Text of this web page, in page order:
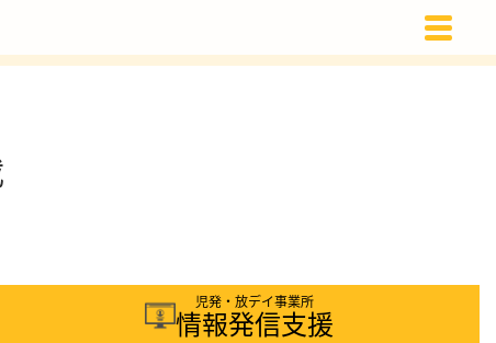
児発・放デイ事業所
情報発信支援